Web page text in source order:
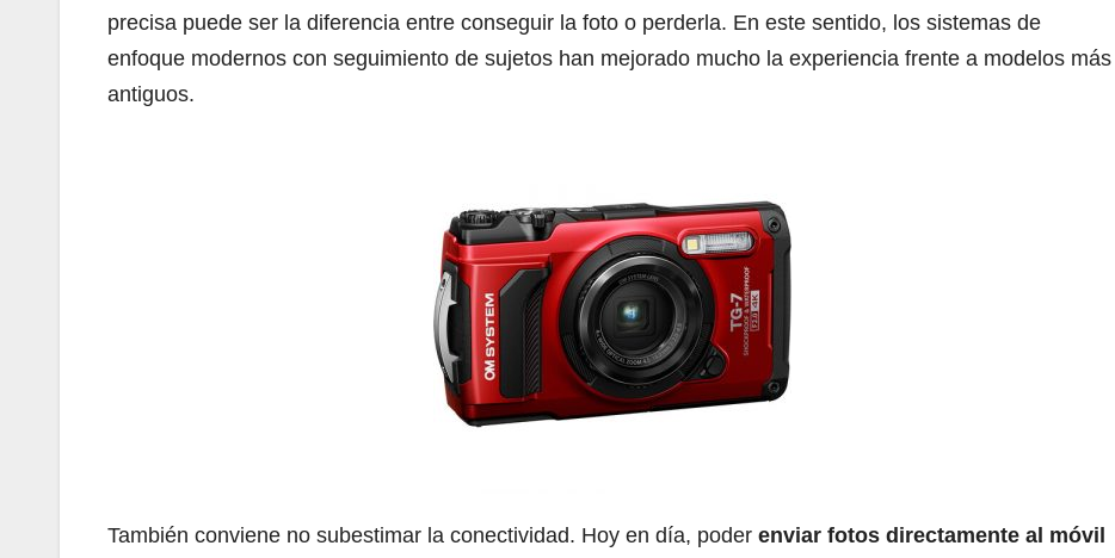
precisa puede ser la diferencia entre conseguir la foto o perderla. En este sentido, los sistemas de
enfoque modernos con seguimiento de sujetos han mejorado mucho la experiencia frente a modelos más
antiguos.
También conviene no subestimar la conectividad. Hoy en día, poder enviar fotos directamente al móvil